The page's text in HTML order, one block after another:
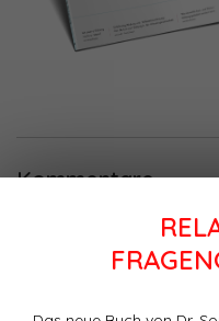
Kommentare
Sei der erste der einen